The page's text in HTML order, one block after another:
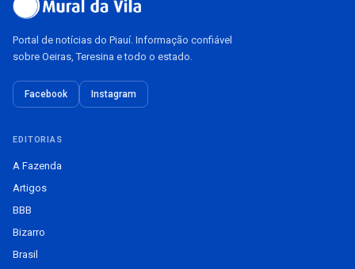
Portal de notícias do Piauí. Informação confiável
sobre Oeiras, Teresina e todo o estado.
Facebook Instagram
EDITORIAS
A Fazenda
Artigos
BBB
Bizarro
Brasil